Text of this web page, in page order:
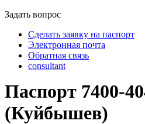
Задать вопрос
Сделать заявку на паспорт
Электронная почта
Обратная связь
consultant
Паспорт 7400-
(Куйбышев)